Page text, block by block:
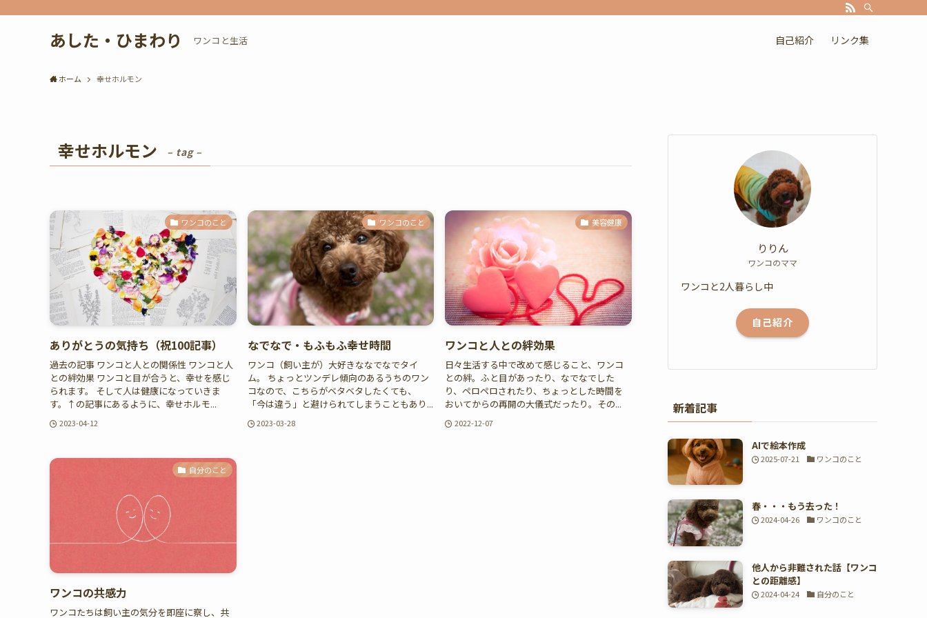
あした・ひまわり ワンコと生活 自己紹介 リンク集
ホーム 幸せホルモン
幸せホルモン – tag –
ワンコのこと
ありがとうの気持ち（祝100記事）
過去の記事 ワンコと人との関係性 ワンコと人
との絆効果 ワンコと目が合うと、幸せを感じ
られます。 そして人は健康になっていきま
す。↑の記事にあるように、幸せホルモ...
2023-04-12
ワンコのこと
なでなで・もふもふ幸せ時間
ワンコ（飼い主が）大好きななでなでタイ
ム。 ちょっとツンデレ傾向のあるうちのワン
コなので、こちらがベタベタしたくても、
「今は違う」と避けられてしまうこともあり...
2023-03-28
美容健康
ワンコと人との絆効果
日々生活する中で改めて感じること、ワンコ
との絆。ふと目があったり、なでなでした
り、ペロペロされたり、ちょっとした時間を
おいてからの再開の大儀式だったり。その...
2022-12-07
自分のこと
ワンコの共感力
ワンコたちは飼い主の気分を即座に察し、共
りりん
ワンコのママ
ワンコと2人暮らし中
自己紹介
新着記事
AIで絵本作成
2025-07-21 ワンコのこと
春・・・もう去った！
2024-04-26 ワンコのこと
他人から非難された話【ワンコ
との距離感】
2024-04-24 自分のこと